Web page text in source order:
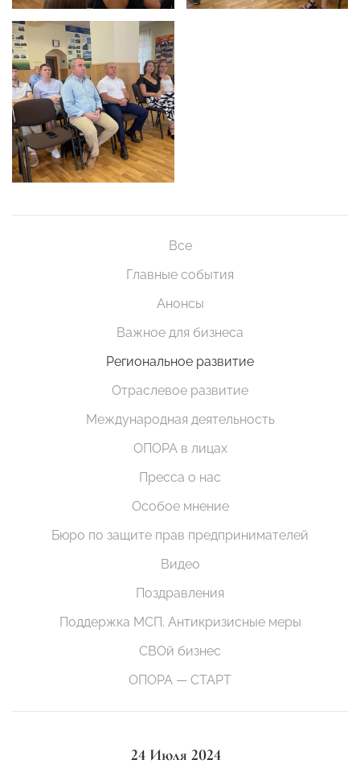
Все
Главные события
Анонсы
Важное для бизнеса
Региональное развитие
Отраслевое развитие
Международная деятельность
ОПОРА в лицах
Пресса о нас
Особое мнение
Бюро по защите прав предпринимателей
Видео
Поздравления
Поддержка МСП. Антикризисные меры
СВОй бизнес
ОПОРА — СТАРТ
24 Июля 2024